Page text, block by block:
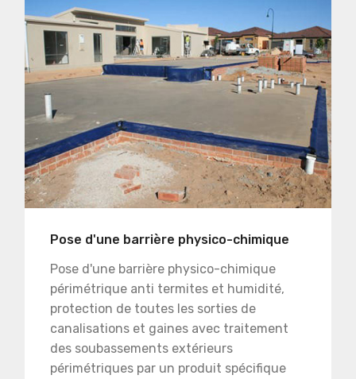
Pose d'une barrière physico-chimique
Pose d'une barrière physico-chimique
périmétrique anti termites et humidité,
protection de toutes les sorties de
canalisations et gaines avec traitement
des soubassements extérieurs
périmétriques par un produit spécifique